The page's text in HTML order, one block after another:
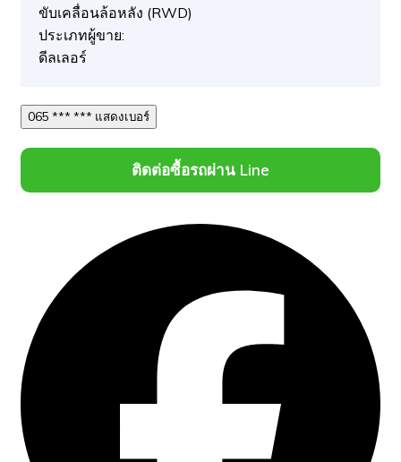
ขับเคลื่อนล้อหลัง (RWD)
ประเภทผู้ขาย:
ดีลเลอร์
065 *** *** แสดงเบอร์
ติดต่อซื้อรถผ่าน Line